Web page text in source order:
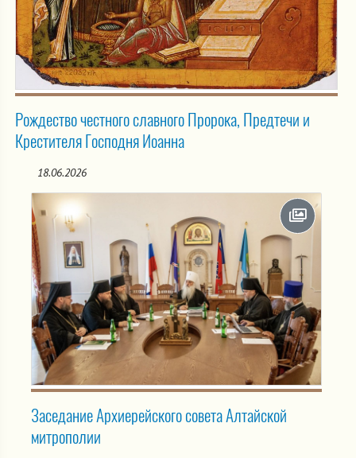
Рождество честного славного Пророка, Предтечи и
Крестителя Господня Иоанна
18.06.2026
Заседание Архиерейского совета Алтайской
митрополии